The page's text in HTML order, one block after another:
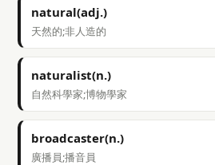
natural(adj.)
天然的;非人造的
naturalist(n.)
自然科學家;博物學家
broadcaster(n.)
廣播員;播音員